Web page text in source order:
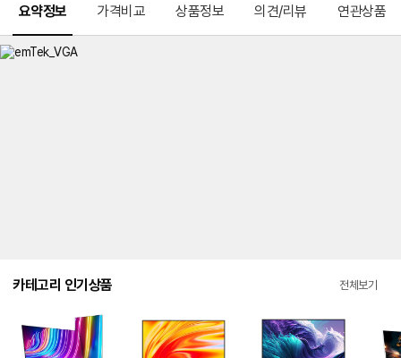
요약정보 가격비교 상품정보 의견/리뷰 연관상품
카테고리 인기상품 전체보기